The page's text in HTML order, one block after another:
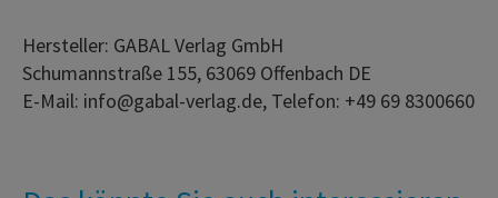
Hersteller: GABAL Verlag GmbH
Schumannstraße 155, 63069 Offenbach DE
E-Mail: info@gabal-verlag.de, Telefon: +49 69 8300660